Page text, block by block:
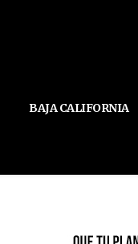
BAJA CALIFORNIA